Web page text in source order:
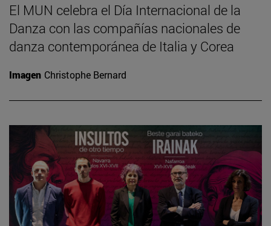
El MUN celebra el Día Internacional de la
Danza con las compañías nacionales de
danza contemporánea de Italia y Corea
Imagen Christophe Bernard